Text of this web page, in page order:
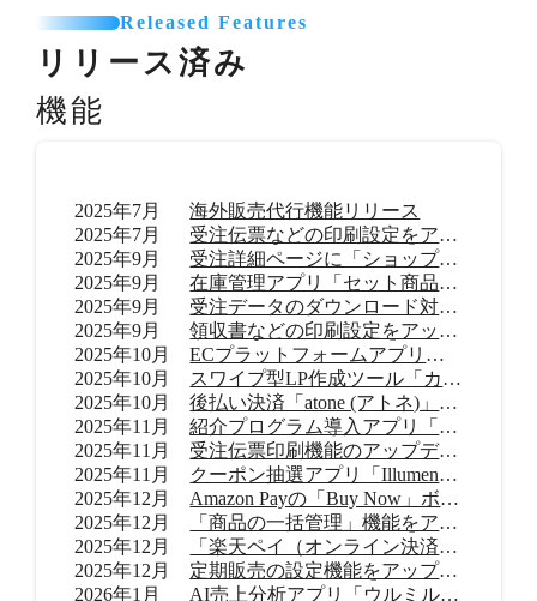
Released Features
リリース済み
機能
2025年7月
海外販売代行機能リリース
2025年7月
受注伝票などの印刷設定をアップデート
2025年9月
受注詳細ページに「ショップ内メモ」機能を追加
2025年9月
在庫管理アプリ「セット商品在庫管理 byらくらく在庫」リリース
2025年9月
受注データのダウンロード対応範囲を拡大
2025年9月
領収書などの印刷設定をアップデート
2025年10月
ECプラットフォームアプリ「TikTok shop」リリース
2025年10月
スワイプ型LP作成ツール「カラーミーモーションLP」提供開始
2025年10月
後払い決済「atone (アトネ)」提供開始
2025年11月
紹介プログラム導入アプリ「Letters（レターズ）」リリース
2025年11月
受注伝票印刷機能のアップデート
2025年11月
クーポン抽選アプリ「Illumenza Coupon （イルメンザ クーポン）」リリース
2025年12月
Amazon Payの「Buy Now」ボタンを提供開始
2025年12月
「商品の一括管理」機能をアップデート
2025年12月
「楽天ペイ（オンライン決済）」のバージョンアップ
2025年12月
定期販売の設定機能をアップデート
2026年1月
AI売上分析アプリ「ウルミル コンシェルジュ」リリース